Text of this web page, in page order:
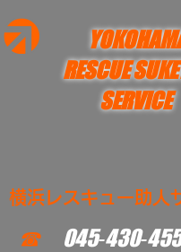
RESCUE
SERVICE
横浜レスキュー助人
☎